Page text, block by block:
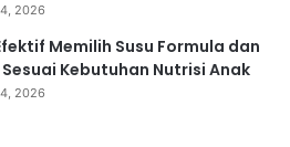
2026
Memilih Susu Formula dan
Sesuai Kebutuhan Nutrisi Anak
2026